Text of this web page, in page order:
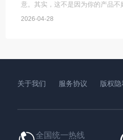
意。其实，这不是因为你的产品
2026-04-28
全国统一热线
关于我们 服务协议 版权隐